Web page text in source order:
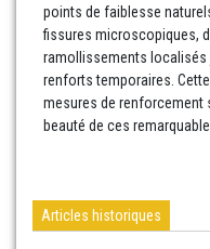
points de faiblesse
fissures microscopiques,
ramollissements localisés
renforts temporaires.
mesures de renforcement
beauté de ces
Articles historiques